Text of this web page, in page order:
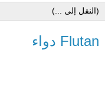
Flutan دواء